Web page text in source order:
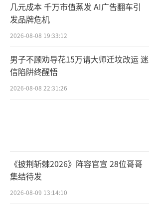
几元成本 千万市值蒸发 AI广告翻车引
发品牌危机
2026-08-08 19:33:12
男子不顾劝导花15万请大师迁坟改运 迷
信陷阱终醒悟
2026-08-08 22:31:26
《披荆斩棘2026》阵容官宣 28位哥哥
集结待发
2026-08-09 13:14:10